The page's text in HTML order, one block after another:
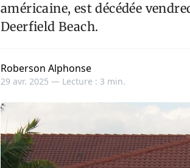
américaine, est décédée
Deerfield Beach.
Roberson Alphonse
29 avr. 2025 — Lecture : 3 min.